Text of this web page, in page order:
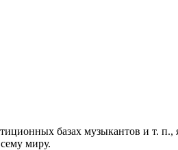
базах музыкантов и т. п.,
миру.